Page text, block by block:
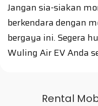
Jangan sia-siakan
berkendara dengan
bergaya ini. Segera
Wuling Air EV Anda
Rental